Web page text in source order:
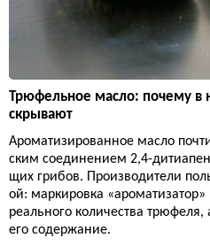
Трюфельное масло: почему в
скрывают
Ароматизированное масло
ским соединением 2,4-
щих грибов. Производители
ой: маркировка «ароматизатор»
реального количества
его содержание.